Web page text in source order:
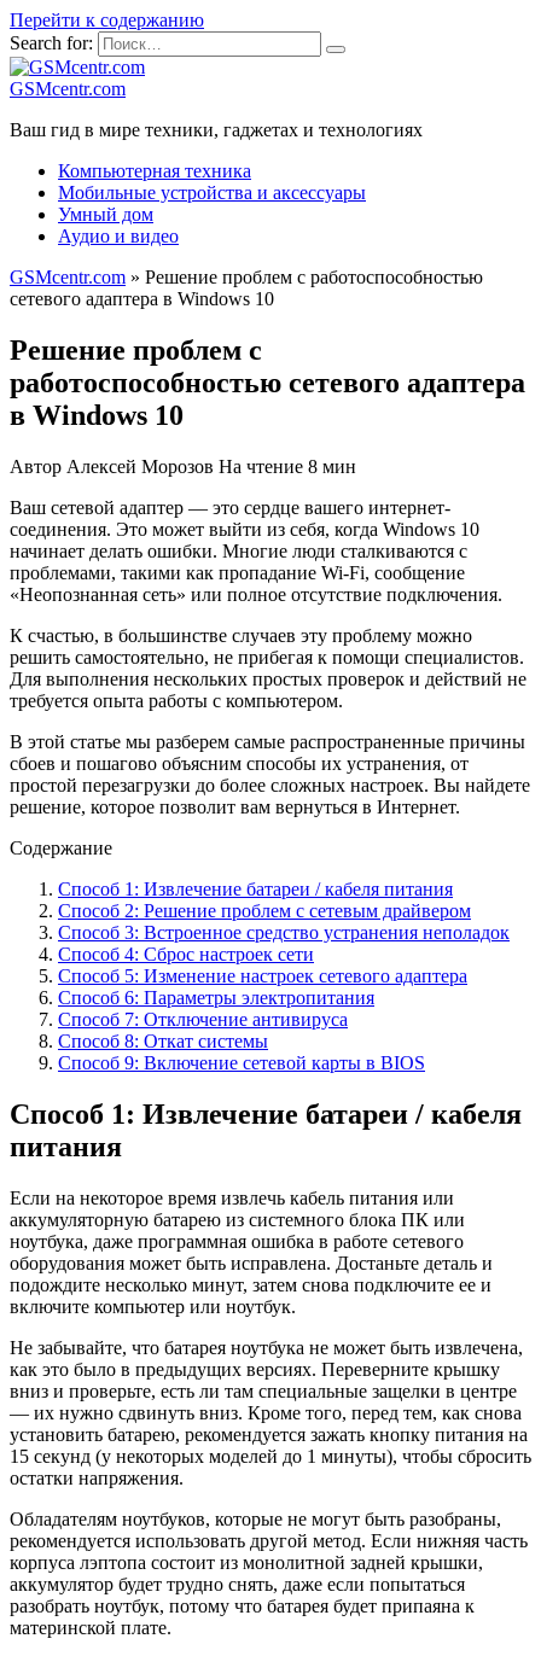
Перейти к содержанию
Search for:
GSMcentr.com
Ваш гид в мире техники, гаджетах и технологиях
Компьютерная техника
Мобильные устройства и аксессуары
Умный дом
Аудио и видео
GSMcentr.com » Решение проблем с работоспособностью
сетевого адаптера в Windows 10
Решение проблем с
работоспособностью сетевого адаптера
в Windows 10
Автор Алексей Морозов На чтение 8 мин
Ваш сетевой адаптер — это сердце вашего интернет-
соединения. Это может выйти из себя, когда Windows 10
начинает делать ошибки. Многие люди сталкиваются с
проблемами, такими как пропадание Wi-Fi, сообщение
«Неопознанная сеть» или полное отсутствие подключения.
К счастью, в большинстве случаев эту проблему можно
решить самостоятельно, не прибегая к помощи специалистов.
Для выполнения нескольких простых проверок и действий не
требуется опыта работы с компьютером.
В этой статье мы разберем самые распространенные причины
сбоев и пошагово объясним способы их устранения, от
простой перезагрузки до более сложных настроек. Вы найдете
решение, которое позволит вам вернуться в Интернет.
Содержание
Способ 1: Извлечение батареи / кабеля питания
Способ 2: Решение проблем с сетевым драйвером
Способ 3: Встроенное средство устранения неполадок
Способ 4: Сброс настроек сети
Способ 5: Изменение настроек сетевого адаптера
Способ 6: Параметры электропитания
Способ 7: Отключение антивируса
Способ 8: Откат системы
Способ 9: Включение сетевой карты в BIOS
Способ 1: Извлечение батареи / кабеля
питания
Если на некоторое время извлечь кабель питания или
аккумуляторную батарею из системного блока ПК или
ноутбука, даже программная ошибка в работе сетевого
оборудования может быть исправлена. Достаньте деталь и
подождите несколько минут, затем снова подключите ее и
включите компьютер или ноутбук.
Не забывайте, что батарея ноутбука не может быть извлечена,
как это было в предыдущих версиях. Переверните крышку
вниз и проверьте, есть ли там специальные защелки в центре
— их нужно сдвинуть вниз. Кроме того, перед тем, как снова
установить батарею, рекомендуется зажать кнопку питания на
15 секунд (у некоторых моделей до 1 минуты), чтобы сбросить
остатки напряжения.
Обладателям ноутбуков, которые не могут быть разобраны,
рекомендуется использовать другой метод. Если нижняя часть
корпуса лэптопа состоит из монолитной задней крышки,
аккумулятор будет трудно снять, даже если попытаться
разобрать ноутбук, потому что батарея будет припаяна к
материнской плате.